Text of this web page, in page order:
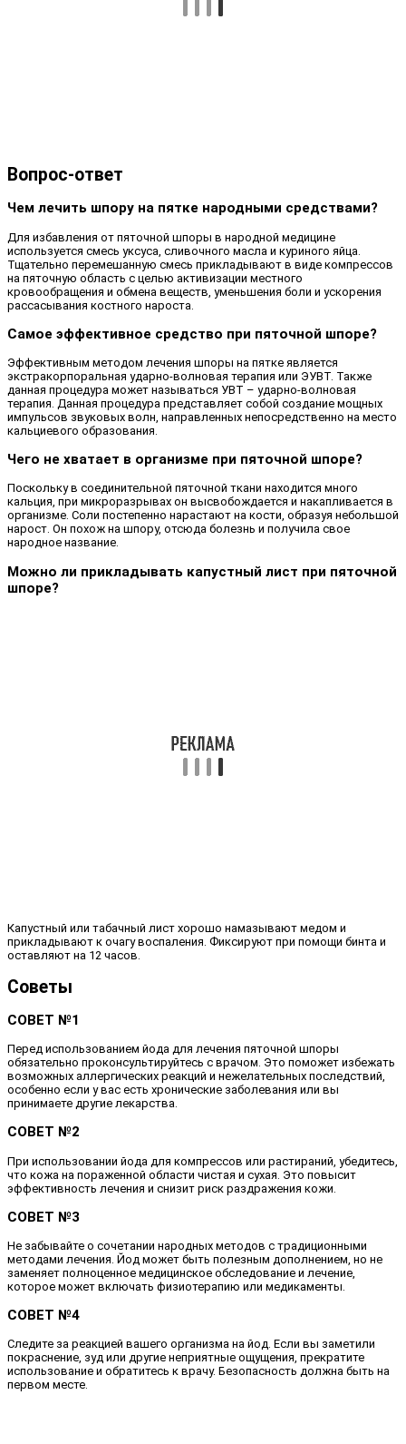
Вопрос-ответ
Чем лечить шпору на пятке народными средствами?
Для избавления от пяточной шпоры в народной медицине
используется смесь уксуса, сливочного масла и куриного яйца.
Тщательно перемешанную смесь прикладывают в виде компрессов
на пяточную область с целью активизации местного
кровообращения и обмена веществ, уменьшения боли и ускорения
рассасывания костного нароста.
Самое эффективное средство при пяточной шпоре?
Эффективным методом лечения шпоры на пятке является
экстракорпоральная ударно-волновая терапия или ЭУВТ. Также
данная процедура может называться УВТ – ударно-волновая
терапия. Данная процедура представляет собой создание мощных
импульсов звуковых волн, направленных непосредственно на место
кальциевого образования.
Чего не хватает в организме при пяточной шпоре?
Поскольку в соединительной пяточной ткани находится много
кальция, при микроразрывах он высвобождается и накапливается в
организме. Соли постепенно нарастают на кости, образуя небольшой
нарост. Он похож на шпору, отсюда болезнь и получила свое
народное название.
Можно ли прикладывать капустный лист при пяточной
шпоре?
Капустный или табачный лист хорошо намазывают медом и
прикладывают к очагу воспаления. Фиксируют при помощи бинта и
оставляют на 12 часов.
Советы
СОВЕТ №1
Перед использованием йода для лечения пяточной шпоры
обязательно проконсультируйтесь с врачом. Это поможет избежать
возможных аллергических реакций и нежелательных последствий,
особенно если у вас есть хронические заболевания или вы
принимаете другие лекарства.
СОВЕТ №2
При использовании йода для компрессов или растираний, убедитесь,
что кожа на пораженной области чистая и сухая. Это повысит
эффективность лечения и снизит риск раздражения кожи.
СОВЕТ №3
Не забывайте о сочетании народных методов с традиционными
методами лечения. Йод может быть полезным дополнением, но не
заменяет полноценное медицинское обследование и лечение,
которое может включать физиотерапию или медикаменты.
СОВЕТ №4
Следите за реакцией вашего организма на йод. Если вы заметили
покраснение, зуд или другие неприятные ощущения, прекратите
использование и обратитесь к врачу. Безопасность должна быть на
первом месте.